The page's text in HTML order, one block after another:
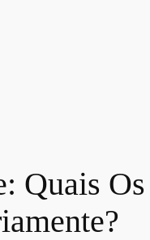
Quais